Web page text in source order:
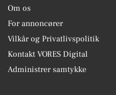
Om os
For annoncører
Vilkår og Privatlivspolitik
Kontakt VORES Digital
Administrer samtykke